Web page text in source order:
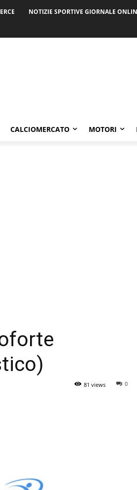
NOTIZIE SPORTIVE GIORNALE
CALCIOMERCATO MOTORI
0
81 views